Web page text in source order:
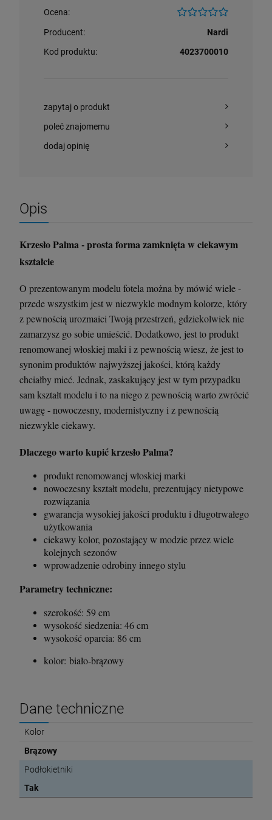
Stolik kawowy Oveo 46 cm antracytowy -
Ferne
379,00 zł
DO KOSZYKA
Krzesło Vanity Scab Design - transparentne
397,00 zł
DO KOSZYKA
Ocena:
Producent:
Nardi
Kod produktu:
4023700010
zapytaj o produkt
poleć znajomemu
dodaj opinię
Opis
Krzesło Palma - prosta forma zamknięta w ciekawym
kształcie
O prezentowanym modelu fotela można by mówić wiele -
przede wszystkim jest w niezwykle modnym kolorze, który
z pewnością urozmaici Twoją przestrzeń, gdziekolwiek nie
zamarzysz go sobie umieścić. Dodatkowo, jest to produkt
renomowanej włoskiej maki i z pewnością wiesz, że jest to
synonim produktów najwyższej jakości, którą każdy
chciałby mieć. Jednak, zaskakujący jest w tym przypadku
sam kształt modelu i to na niego z pewnością warto zwrócić
uwagę - nowoczesny, modernistyczny i z pewnością
niezwykle ciekawy.
Dlaczego warto kupić krzesło Palma?
produkt renomowanej włoskiej marki
nowoczesny kształt modelu, prezentujący nietypowe
rozwiązania
gwarancja wysokiej jakości produktu i długotrwałego
użytkowania
ciekawy kolor, pozostający w modzie przez wiele
kolejnych sezonów
wprowadzenie odrobiny innego stylu
Parametry techniczne:
szerokość: 59 cm
wysokość siedzenia: 46 cm
wysokość oparcia: 86 cm
kolor: biało-brązowy
Dane techniczne
Kolor
Brązowy
Podłokietniki
Tak